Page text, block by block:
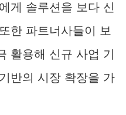
게 솔루션을 보다 신
한 파트너사들이 보
활용해 신규 사업 기
반의 시장 확장을 가